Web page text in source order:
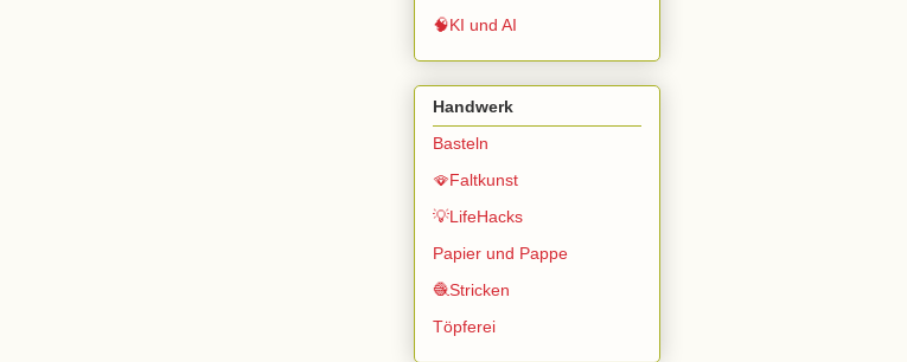
🧠KI und AI
Handwerk
Basteln
🪭Faltkunst
💡LifeHacks
Papier und Pappe
🧶Stricken
Töpferei